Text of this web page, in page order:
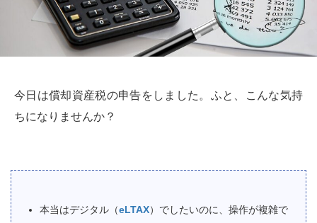
今日は償却資産税の申告をしました。ふと、こんな気持
ちになりませんか？
本当はデジタル（eLTAX）でしたいのに、操作が複雑で